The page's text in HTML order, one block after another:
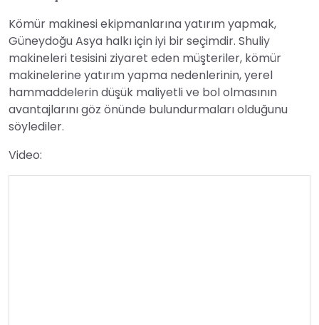
Kömür makinesi ekipmanlarına yatırım yapmak,
Güneydoğu Asya halkı için iyi bir seçimdir. Shuliy
makineleri tesisini ziyaret eden müşteriler, kömür
makinelerine yatırım yapma nedenlerinin, yerel
hammaddelerin düşük maliyetli ve bol olmasının
avantajlarını göz önünde bulundurmaları olduğunu
söylediler.
Video: